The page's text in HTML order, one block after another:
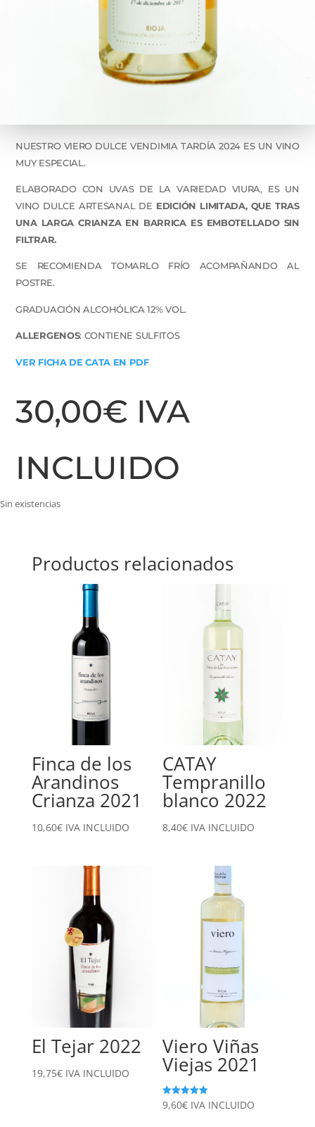
NUESTRO VIERO DULCE VENDIMIA TARDÍA 2024 ES UN VINO
MUY ESPECIAL.
ELABORADO CON UVAS DE LA VARIEDAD VIURA, ES UN
VINO DULCE ARTESANAL DE EDICIÓN LIMITADA, QUE TRAS
UNA LARGA CRIANZA EN BARRICA ES EMBOTELLADO SIN
FILTRAR.
SE RECOMIENDA TOMARLO FRÍO ACOMPAÑANDO AL
POSTRE.
GRADUACIÓN ALCOHÓLICA 12% VOL.
ALLERGENOS: CONTIENE SULFITOS
VER FICHA DE CATA EN PDF
30,00€ IVA
INCLUIDO
Sin existencias
Productos relacionados
Finca de los
Arandinos
Crianza 2021
10,60€ IVA INCLUIDO
CATAY
Tempranillo
blanco 2022
8,40€ IVA INCLUIDO
El Tejar 2022
19,75€ IVA INCLUIDO
Viero Viñas
Viejas 2021
Valorado
con
9,60€ IVA INCLUIDO